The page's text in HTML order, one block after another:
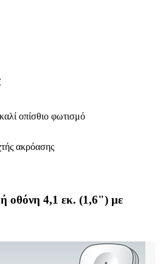
οπίσθιο φωτισμό
ακρόασης
οθόνη 4,1 εκ. (1,6") με